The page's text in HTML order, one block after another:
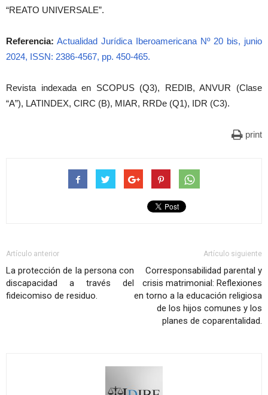
“REATO UNIVERSALE”.
Referencia: Actualidad Jurídica Iberoamericana Nº 20 bis, junio
2024, ISSN: 2386-4567, pp. 450-465.
Revista indexada en SCOPUS (Q3), REDIB, ANVUR (Clase
“A”), LATINDEX, CIRC (B), MIAR, RRDe (Q1), IDR (C3).
print
Artículo anterior
La protección de la persona con
discapacidad a través del
fideicomiso de residuo.
Artículo siguiente
Corresponsabilidad parental y
crisis matrimonial: Reflexiones
en torno a la educación religiosa
de los hijos comunes y los
planes de coparentalidad.